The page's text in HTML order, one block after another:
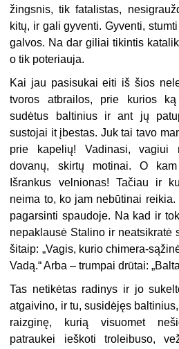
žingsnis, tik fatalistas,
kitų, ir gali gyventi. Gyventi,
galvos. Na dar giliai tikintis
o tik poteriauja.
Kai jau pasisukai eiti iš šios
tvoros atbrailos, prie kurios
sudėtus baltinius ir ant jų
sustojai it įbestas. Juk tai tavo
prie kapelių! Vadinasi,
dovanų, skirtų motinai. O
Išrankus velnionas! Tačiau ir
neima to, ko jam nebūtinai
pagarsinti spaudoje. Na kad ir
nepaklausė Stalino ir neatsikratė
šitaip: „Vagis, kurio chimera-
Vadą.“ Arba – trumpai drūtai:
Tas netikėtas radinys ir jo
atgaivino, ir tu, susidėjęs
raizginę, kurią visuomet
patraukei ieškoti troleibuso,